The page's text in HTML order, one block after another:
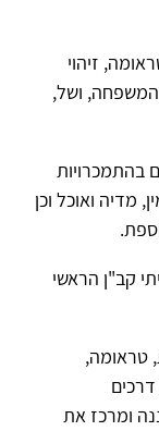
זיהוי
המשפחה, ושל,
בהתמכרויות
מדיה ואוכל וכן
קב"ן הראשי
טראומה,
דרכים
ומרכז את